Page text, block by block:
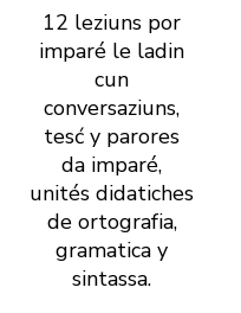
12 leziuns por
imparé le ladin
cun
conversaziuns,
tesć y parores
da imparé,
unités didatiches
de ortografia,
gramatica y
sintassa.